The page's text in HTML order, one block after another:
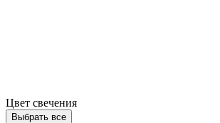
Цвет свечения
Выбрать все